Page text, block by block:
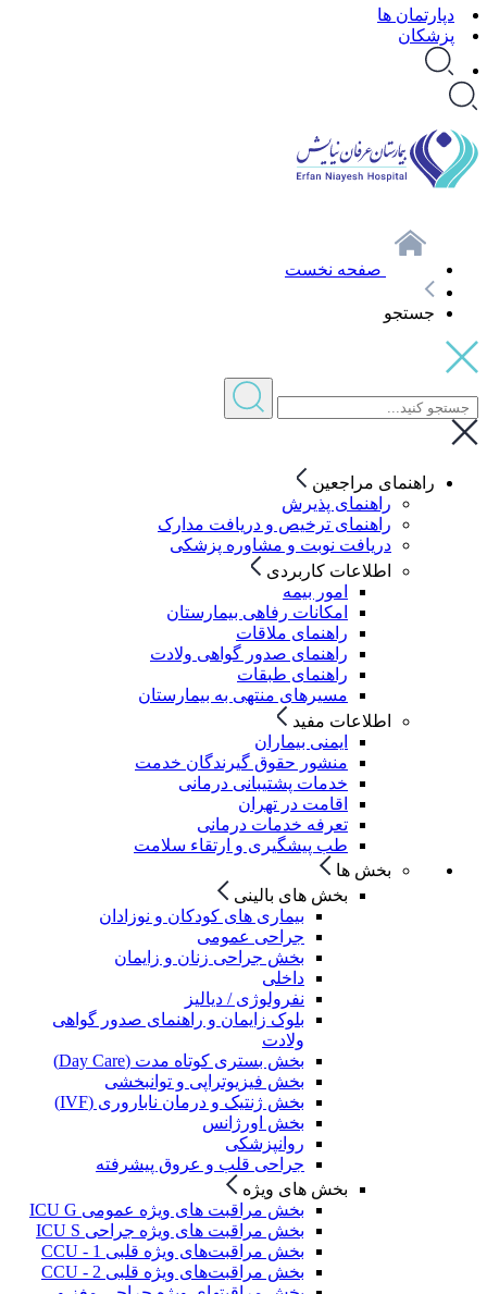
دپارتمان ها
پزشکان
صفحه نخست
جستجو
راهنمای مراجعین
راهنمای پذیرش
راهنمای ترخیص و دریافت مدارک
دریافت نوبت و مشاوره پزشکی
اطلاعات کاربردی
امور بیمه
امکانات رفاهی بیمارستان
راهنمای ملاقات
راهنمای صدور گواهی ولادت
راهنمای طبقات
مسیرهای منتهی به بیمارستان
اطلاعات مفید
ایمنی بیماران
منشور حقوق گیرندگان خدمت
خدمات پشتیبانی درمانی
اقامت در تهران
تعرفه خدمات درمانی
طب پیشگیری و ارتقاء سلامت
بخش ها
بخش های بالینی
بیماری های کودکان و نوزادان
جراحی عمومی
بخش جراحی زنان و زایمان
داخلی
نفرولوژی / دیالیز
بلوک زایمان و راهنمای صدور گواهی
ولادت
بخش بستری کوتاه مدت (Day Care)
بخش فیزیوتراپی و توانبخشی
بخش ژنتیک و درمان ناباروری (IVF)
بخش اورژانس
روانپزشکی
جراحی قلب و عروق پیشرفته
بخش های ویژه
بخش مراقبت های ویژه عمومی ICU G
بخش مراقبت های ویژه جراحی ICU S
بخش مراقبت‌های ویژه قلبی CCU - 1
بخش مراقبت‌های ویژه قلبی CCU - 2